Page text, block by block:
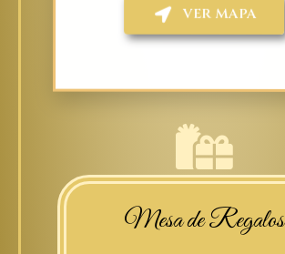
VER MAPA
Mesa de Regalos